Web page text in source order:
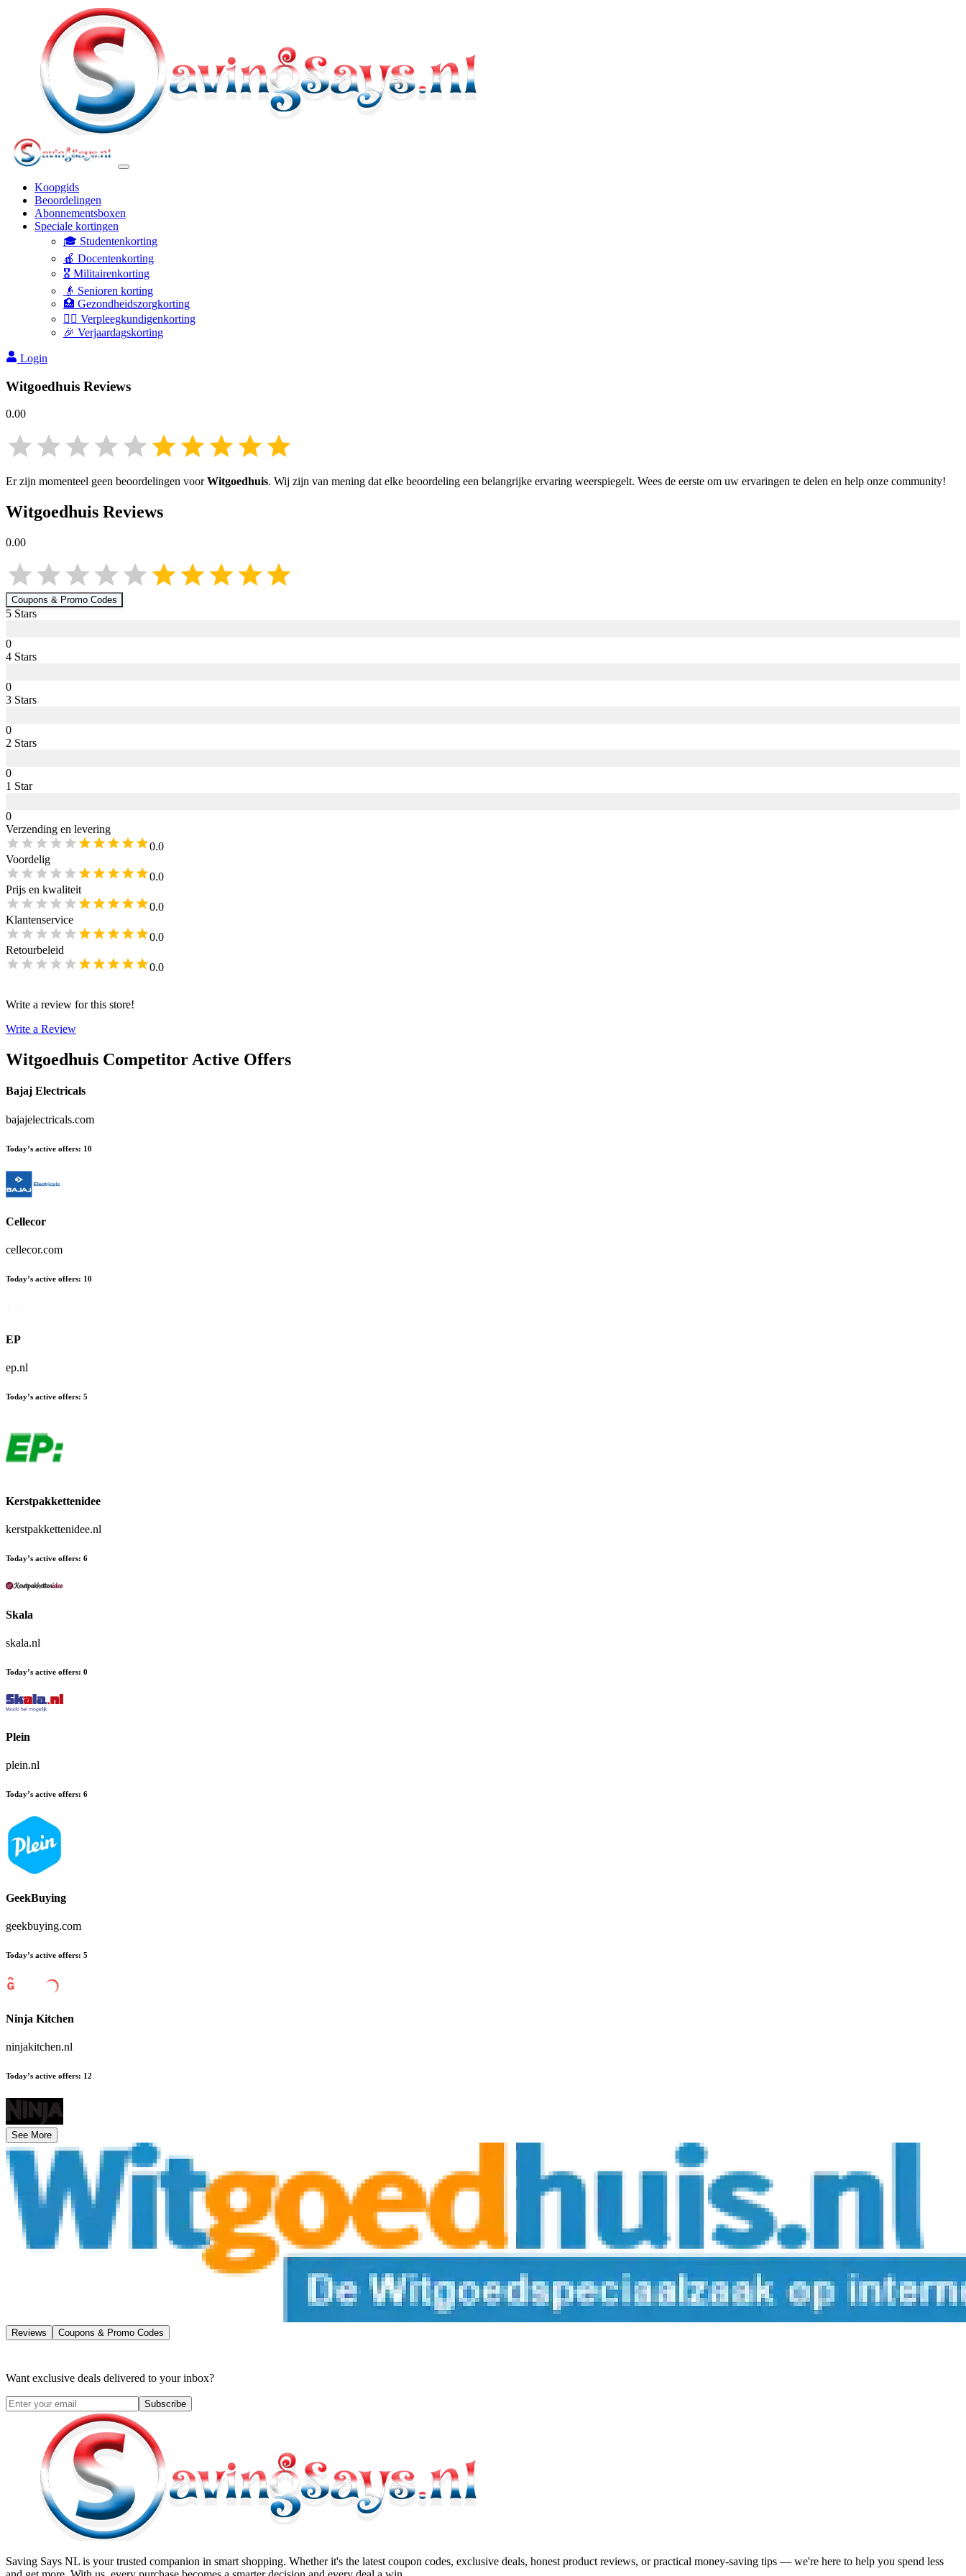
Koopgids
Beoordelingen
Abonnementsboxen
Speciale kortingen
🎓 Studentenkorting
🍎 Docentenkorting
🎖️ Militairenkorting
👴 Senioren korting
🏥 Gezondheidszorgkorting
👩‍⚕️ Verpleegkundigenkorting
🎉 Verjaardagskorting
Login
Witgoedhuis Reviews
0.00
Er zijn momenteel geen beoordelingen voorWitgoedhuis. Wij zijn van mening dat elke beoordeling een belangrijke ervaring weerspiegelt. Wees de eerste om uw ervaringen te delen en help onze community!
Witgoedhuis Reviews
0.00
Coupons & Promo Codes
5 Stars
0
4 Stars
0
3 Stars
0
2 Stars
0
1 Star
0
Verzending en levering
0.0
Voordelig
0.0
Prijs en kwaliteit
0.0
Klantenservice
0.0
Retourbeleid
0.0
Write a review for this store!
Write a Review
Witgoedhuis Competitor Active Offers
Bajaj Electricals
bajajelectricals.com
Today’s active offers: 10
Cellecor
cellecor.com
Today’s active offers: 10
EP
ep.nl
Today’s active offers: 5
Kerstpakkettenidee
kerstpakkettenidee.nl
Today’s active offers: 6
Skala
skala.nl
Today’s active offers: 0
Plein
plein.nl
Today’s active offers: 6
GeekBuying
geekbuying.com
Today’s active offers: 5
Ninja Kitchen
ninjakitchen.nl
Today’s active offers: 12
See More
Reviews Coupons & Promo Codes
Want exclusive deals delivered to your inbox?
Subscribe
Saving Says NL is your trusted companion in smart shopping. Whether it's the latest coupon codes, exclusive deals, honest product reviews, or practical money-saving tips — we're here to help you spend less